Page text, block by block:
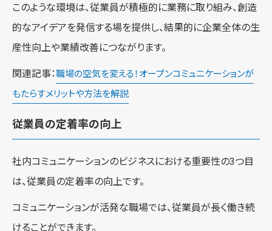
このような環境は、従業員が積極的に業務に取り組み、創造
的なアイデアを発信する場を提供し、結果的に企業全体の生
産性向上や業績改善につながります。
関連記事：職場の空気を変える！オープンコミュニケーションが
もたらすメリットや方法を解説
従業員の定着率の向上
社内コミュニケーションのビジネスにおける重要性の3つ目
は、従業員の定着率の向上です。
コミュニケーションが活発な職場では、従業員が長く働き続
けることができます。